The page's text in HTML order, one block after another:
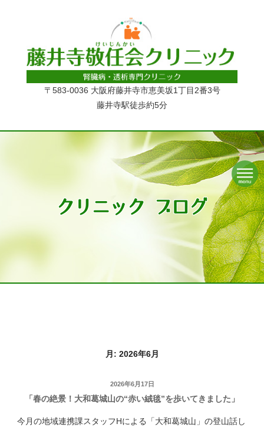
〒583-0036 大阪府藤井寺市恵美坂1丁目2番3号
藤井寺駅徒歩約5分
クリニック ブログ
月: 2026年6月
投
稿
2026年6月17日
「春の絶景！大和葛城山の“赤い絨毯”を歩いてきました」
今月の地域連携課スタッフHによる「大和葛城山」の登山話し